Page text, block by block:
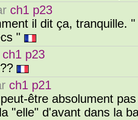
ch1 p23
il dit ça, tranquille.
"
ch1 p23
ch1 p21
être absolument
"elle" d'avant dans la